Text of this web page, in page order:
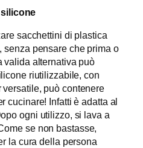
sacchettini di plastica
pensare che prima o
valida alternativa può
riutilizzabile, con
può contenere
cucinare! Infatti è adatta al
ogni utilizzo, si lava a
se non bastasse,
la cura della persona